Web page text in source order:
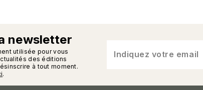
newsletter
utilisée pour vous
des éditions
à tout moment.
.
Indiquez votre email